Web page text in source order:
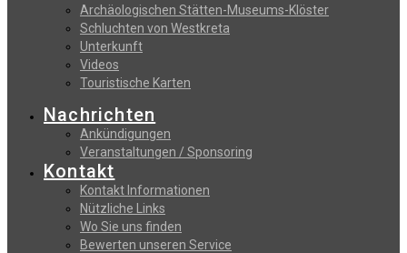
Archäologischen Stätten-Museums-Klöster
Schluchten von Westkreta
Unterkunft
Videos
Touristische Karten
Nachrichten
Ankündigungen
Veranstaltungen / Sponsoring
Kontakt
Kontakt Informationen
Nützliche Links
Wo Sie uns finden
Bewerten unseren Service